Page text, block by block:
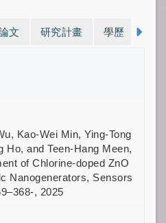
文 研究計畫 學歷
Kao-Wei Min, Ying-Tong
Ho, and Teen-Hang Meen,
of Chlorine-doped ZnO
Nanogenerators, Sensors
, 2025